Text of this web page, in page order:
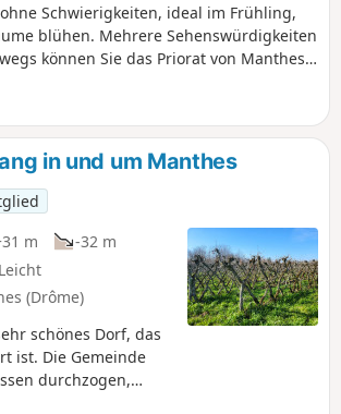
Schwierigkeiten, ideal im Frühling,
blühen. Mehrere Sehenswürdigkeiten
können Sie das Priorat von Manthes
des Postboten Cheval angelegt
du Double besichtigen und ein Rätsel
in und um Manthes
m
-32 m
Leicht
(Drôme)
schönes Dorf, das
ist. Die Gemeinde
durchzogen,